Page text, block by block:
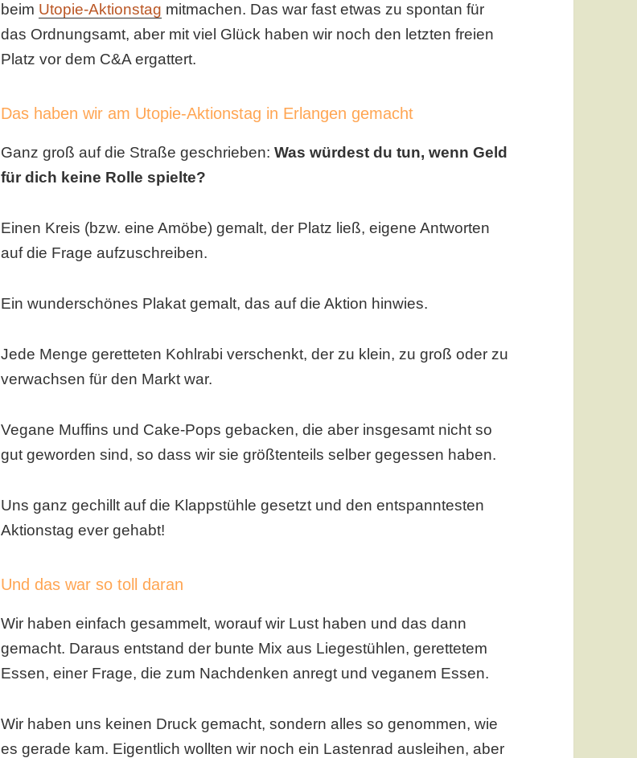
beim Utopie-Aktionstag mitmachen. Das war fast etwas zu spontan für
das Ordnungsamt, aber mit viel Glück haben wir noch den letzten freien
Platz vor dem C&A ergattert.
Das haben wir am Utopie-Aktionstag in Erlangen gemacht
Ganz groß auf die Straße geschrieben:Was würdest du tun, wenn Geld
für dich keine Rolle spielte?
Einen Kreis (bzw. eine Amöbe) gemalt, der Platz ließ, eigene Antworten
auf die Frage aufzuschreiben.
Ein wunderschönes Plakat gemalt, das auf die Aktion hinwies.
Jede Menge geretteten Kohlrabi verschenkt, der zu klein, zu groß oder zu
verwachsen für den Markt war.
Vegane Muffins und Cake-Pops gebacken, die aber insgesamt nicht so
gut geworden sind, so dass wir sie größtenteils selber gegessen haben.
Uns ganz gechillt auf die Klappstühle gesetzt und den entspanntesten
Aktionstag ever gehabt!
Und das war so toll daran
Wir haben einfach gesammelt, worauf wir Lust haben und das dann
gemacht. Daraus entstand der bunte Mix aus Liegestühlen, gerettetem
Essen, einer Frage, die zum Nachdenken anregt und veganem Essen.
Wir haben uns keinen Druck gemacht, sondern alles so genommen, wie
es gerade kam. Eigentlich wollten wir noch ein Lastenrad ausleihen, aber